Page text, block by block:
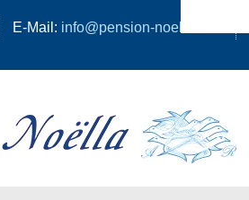
E-Mail: info@pension-noella.com